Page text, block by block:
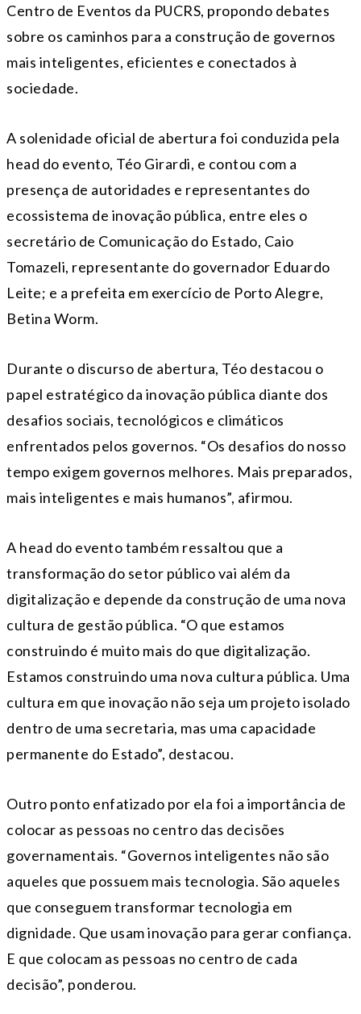
Centro de Eventos da PUCRS, propondo debates
sobre os caminhos para a construção de governos
mais inteligentes, eficientes e conectados à
sociedade.
A solenidade oficial de abertura foi conduzida pela
head do evento, Téo Girardi, e contou com a
presença de autoridades e representantes do
ecossistema de inovação pública, entre eles o
secretário de Comunicação do Estado, Caio
Tomazeli, representante do governador Eduardo
Leite; e a prefeita em exercício de Porto Alegre,
Betina Worm.
Durante o discurso de abertura, Téo destacou o
papel estratégico da inovação pública diante dos
desafios sociais, tecnológicos e climáticos
enfrentados pelos governos. “Os desafios do nosso
tempo exigem governos melhores. Mais preparados,
mais inteligentes e mais humanos”, afirmou.
A head do evento também ressaltou que a
transformação do setor público vai além da
digitalização e depende da construção de uma nova
cultura de gestão pública. “O que estamos
construindo é muito mais do que digitalização.
Estamos construindo uma nova cultura pública. Uma
cultura em que inovação não seja um projeto isolado
dentro de uma secretaria, mas uma capacidade
permanente do Estado”, destacou.
Outro ponto enfatizado por ela foi a importância de
colocar as pessoas no centro das decisões
governamentais. “Governos inteligentes não são
aqueles que possuem mais tecnologia. São aqueles
que conseguem transformar tecnologia em
dignidade. Que usam inovação para gerar confiança.
E que colocam as pessoas no centro de cada
decisão”, ponderou.